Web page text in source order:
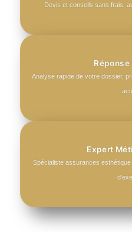
Devis et conseils sans frais,
Réponse
Analyse rapide de votre dossier,
Expert
Spécialiste assurances